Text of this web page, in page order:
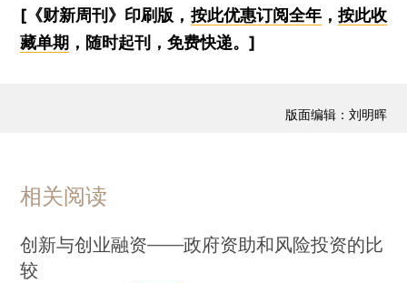
[《财新周刊》印刷版， 按此优惠订阅全年， 按此收
藏单期 ，随时起刊，免费快递。]
版面编辑：刘明晖
相关阅读
创新与创业融资——政府资助和风险投资的比
较